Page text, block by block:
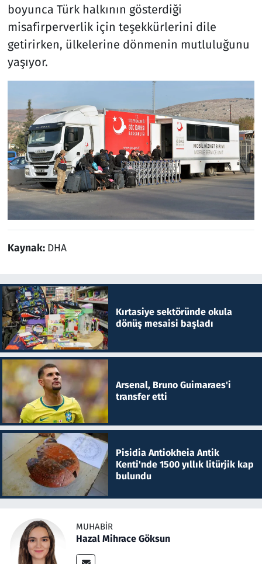
boyunca Türk halkının gösterdiği
misafirperverlik için teşekkürlerini dile
getirirken, ülkelerine dönmenin mutluluğunu
yaşıyor.
Kaynak: DHA
Kırtasiye sektöründe okula
dönüş mesaisi başladı
Arsenal, Bruno Guimaraes'i
transfer etti
Pisidia Antiokheia Antik
Kenti'nde 1500 yıllık litürjik kap
bulundu
MUHABIR
Hazal Mihrace Göksun